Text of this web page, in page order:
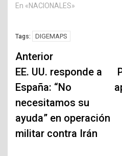
En «NACIONALES»
Tags: DIGEMAPS
Navegación
de
entradas
Anterior
EE. UU. responde a
España: “No
necesitamos su
ayuda” en operación
militar contra Irán